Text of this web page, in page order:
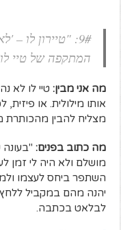
9#: "טיירון לו
המתקפה של טיי
מה אני מבין: טיי לו לא
אותו מילולית. או
מצליח להבין מהכותרת
מה כתוב בפנים: "בעונה
מושלם ולא היה לי זמן
השתפר ביחס לעצמו
יהנה מהם במקביל
לבלאט בכתבה.